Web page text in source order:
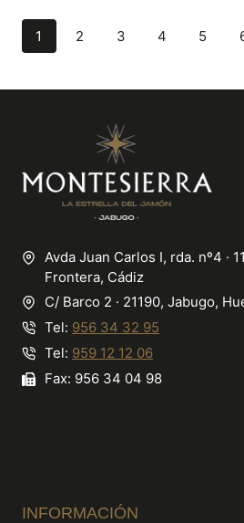
tiene
múltiples
Las
elegir
en
de
producto
1 2 3 4 5
Avda Juan Carlos I, rda. nº4 ·
Frontera, Cádiz
C/ Barco 2 · 21190, Jabugo,
Tel: 956 34 32 95
Tel: 959 12 12 06
Fax: 956 34 04 98
INFORMACIÓN